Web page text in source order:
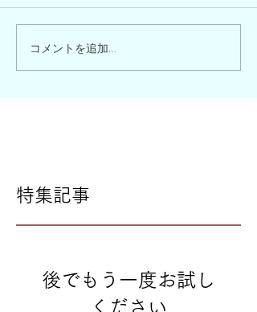
コメントを追加…
特集記事
後でもう一度お試し
ください